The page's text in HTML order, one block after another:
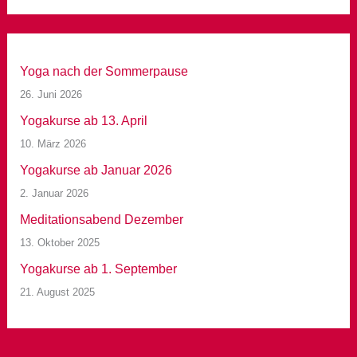
Yoga nach der Sommerpause
26. Juni 2026
Yogakurse ab 13. April
10. März 2026
Yogakurse ab Januar 2026
2. Januar 2026
Meditationsabend Dezember
13. Oktober 2025
Yogakurse ab 1. September
21. August 2025